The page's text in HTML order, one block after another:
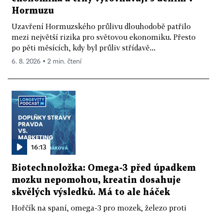
Hormuzu
Uzavření Hormuzského průlivu dlouhodobě patřilo
mezi největší rizika pro světovou ekonomiku. Přesto
po pěti měsících, kdy byl průliv střídavě...
6. 8. 2026 ▪ 2 min. čtení
16:13
Biotechnoložka: Omega-3 před úpadkem
mozku nepomohou, kreatin dosahuje
skvělých výsledků. Má to ale háček
Hořčík na spaní, omega-3 pro mozek, železo proti